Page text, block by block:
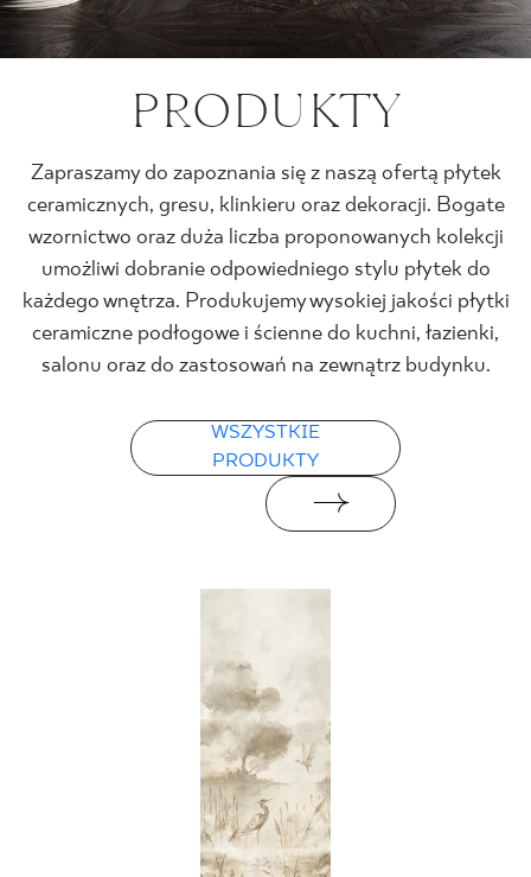
Nonszalancja w
nowym formacie
ZOBACZ WIĘCEJ
NOWE KOLEKCJE GOSI BACZYŃSKIEJ
PRODUKTY
Zapraszamy do zapoznania się z naszą ofertą płytek
ceramicznych, gresu, klinkieru oraz dekoracji. Bogate
wzornictwo oraz duża liczba proponowanych kolekcji
umożliwi dobranie odpowiedniego stylu płytek do
każdego wnętrza. Produkujemy wysokiej jakości płytki
ceramiczne podłogowe i ścienne do kuchni, łazienki,
salonu oraz do zastosowań na zewnątrz budynku.
WSZYSTKIE
PRODUKTY